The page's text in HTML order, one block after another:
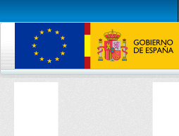
Conjuntos de datos